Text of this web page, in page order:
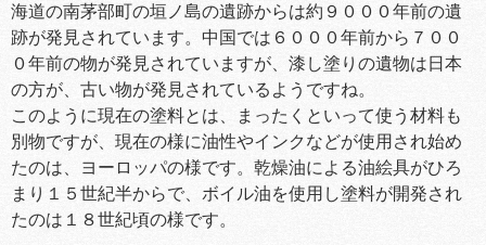
海道の南茅部町の垣ノ島の遺跡からは約９０００年前の遺
跡が発見されています。中国では６０００年前から７００
０年前の物が発見されていますが、漆し塗りの遺物は日本
の方が、古い物が発見されているようですね。
このように現在の塗料とは、まったくといって使う材料も
別物ですが、現在の様に油性やインクなどが使用され始め
たのは、ヨーロッパの様です。乾燥油による油絵具がひろ
まり１５世紀半からで、ボイル油を使用し塗料が開発され
たのは１８世紀頃の様です。